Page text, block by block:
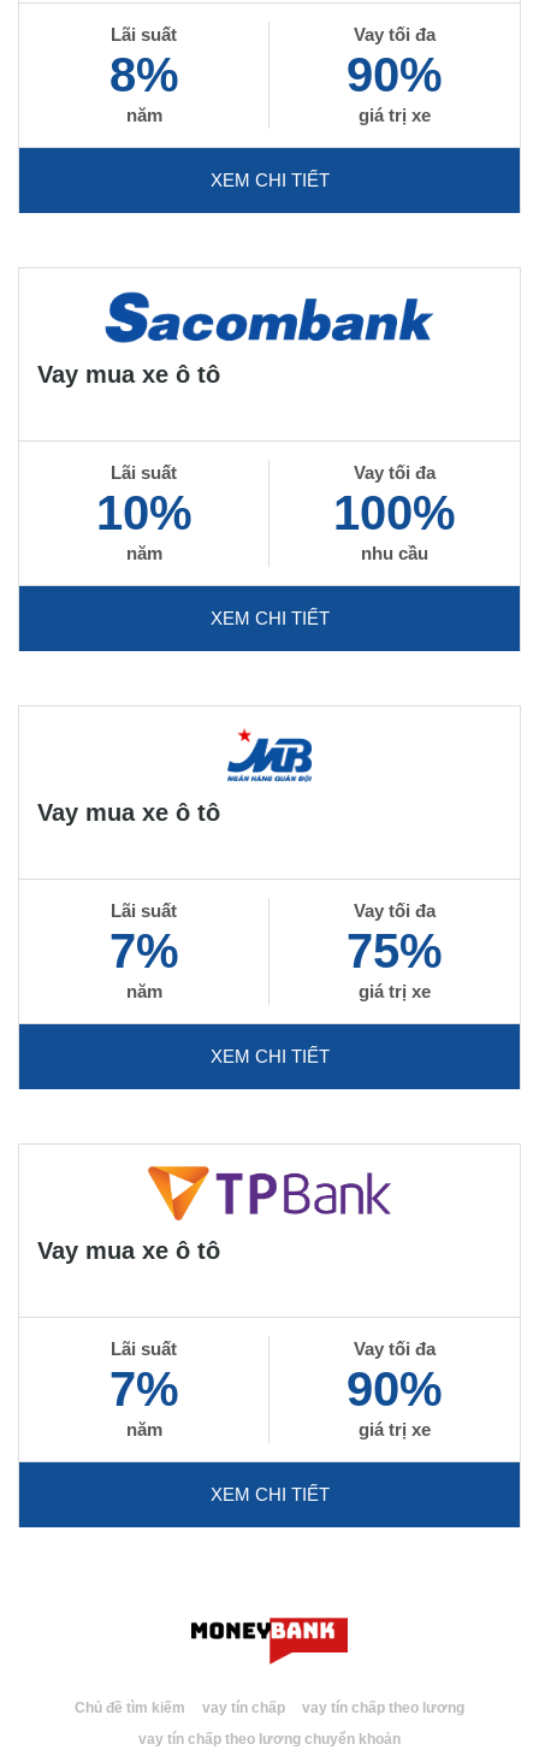
Lãi suất
8%
năm
Vay tối đa
90%
giá trị xe
XEM CHI TIẾT
Vay mua xe ô tô
Lãi suất
10%
năm
Vay tối đa
100%
nhu cầu
XEM CHI TIẾT
Vay mua xe ô tô
Lãi suất
7%
năm
Vay tối đa
75%
giá trị xe
XEM CHI TIẾT
Vay mua xe ô tô
Lãi suất
7%
năm
Vay tối đa
90%
giá trị xe
XEM CHI TIẾT
Chủ đề tìm kiếm vay tín chấp
vay tín chấp theo lương
vay tín chấp theo lương chuyển khoản